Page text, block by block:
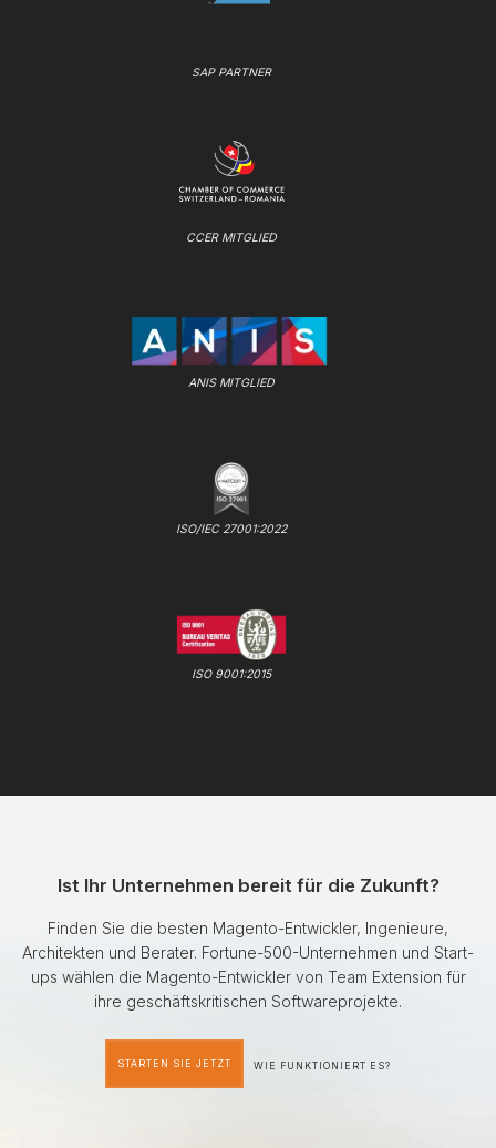
SAP PARTNER
CCER MITGLIED
ANIS MITGLIED
ISO/IEC 27001:2022
ISO 9001:2015
Ist Ihr Unternehmen bereit für die Zukunft?
Finden Sie die besten Magento-Entwickler, Ingenieure,
Architekten und Berater. Fortune-500-Unternehmen und Start-
ups wählen die Magento-Entwickler von Team Extension für
ihre geschäftskritischen Softwareprojekte.
STARTEN SIE JETZT WIE FUNKTIONIERT ES?